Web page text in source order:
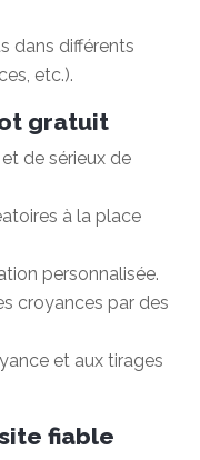
dans différents
etc.).
gratuit
de sérieux de
à la place
personnalisée.
croyances par des
et aux tirages
fiable